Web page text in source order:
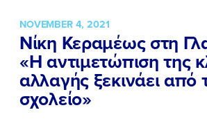
FB IN TW
NOVEMBER 4, 2021
Νίκη Κεραμέως στη
«Η αντιμετώπιση της
αλλαγής ξεκινάει από
σχολείο»